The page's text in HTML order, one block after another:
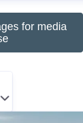
Model e,
embedded
experiences
businesses
their needs.
for media